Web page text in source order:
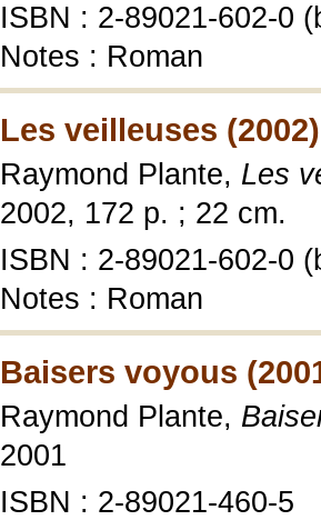
ISBN : 2-89021-602-0
Notes : Roman
Les veilleuses (2002)
Raymond Plante, Les
2002, 172 p. ; 22 cm.
ISBN : 2-89021-602-0
Notes : Roman
Baisers voyous
Raymond Plante,
2001
ISBN : 2-89021-460-5